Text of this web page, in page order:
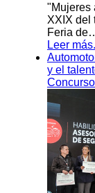
"Mujeres
XXIX del
Feria
Leer
y el